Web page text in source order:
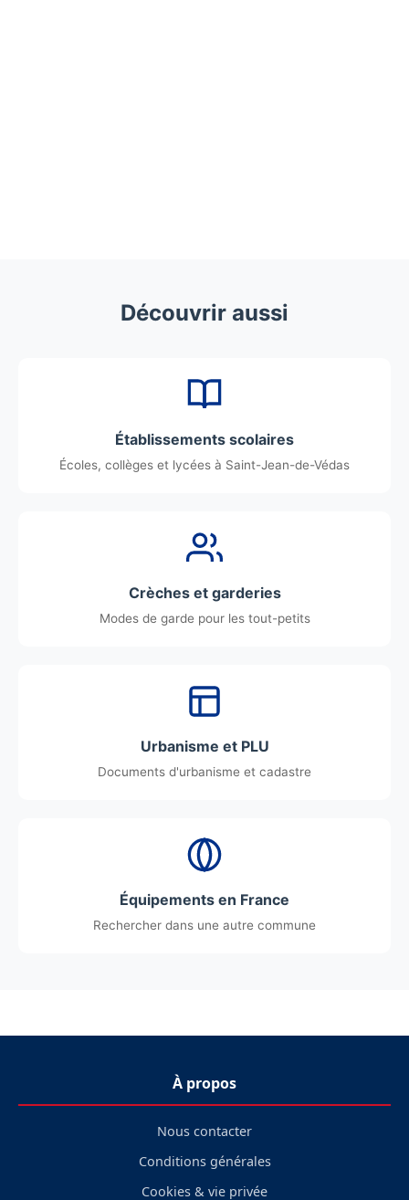
Découvrir aussi
Établissements scolaires
Écoles, collèges et lycées à Saint-Jean-de-Védas
Crèches et garderies
Modes de garde pour les tout-petits
Urbanisme et PLU
Documents d'urbanisme et cadastre
Équipements en France
Rechercher dans une autre commune
À propos
Nous contacter
Conditions générales
Cookies & vie privée